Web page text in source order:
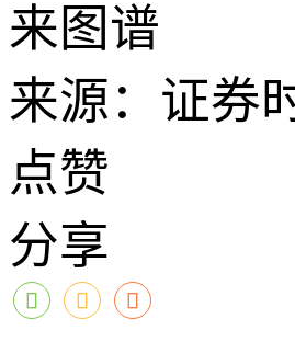
来图谱
来源：证券
点赞
分享